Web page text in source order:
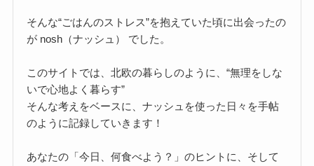
そんな“ごはんのストレス”を抱えていた頃に出会ったの
が nosh（ナッシュ） でした。
このサイトでは、北欧の暮らしのように、“無理をしな
いで心地よく暮らす”
そんな考えをベースに、ナッシュを使った日々を手帖
のように記録していきます！
あなたの「今日、何食べよう？」のヒントに、そして